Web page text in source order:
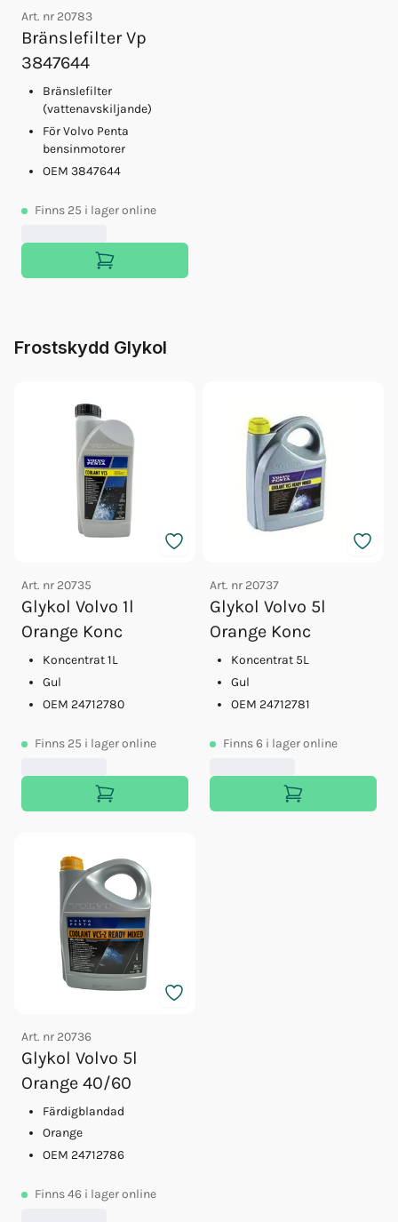
Art. nr 20783
Bränslefilter Vp
3847644
Bränslefilter
(vattenavskiljande)
För Volvo Penta
bensinmotorer
OEM 3847644
Finns 25 i lager online
Frostskydd Glykol
Art. nr 20735
Glykol Volvo 1l
Orange Konc
Koncentrat 1L
Gul
OEM 24712780
Finns 25 i lager online
Art. nr 20737
Glykol Volvo 5l
Orange Konc
Koncentrat 5L
Gul
OEM 24712781
Finns6 i lager online
Art. nr 20736
Glykol Volvo 5l
Orange 40/60
Färdigblandad
Orange
OEM 24712786
Finns46 i lager online